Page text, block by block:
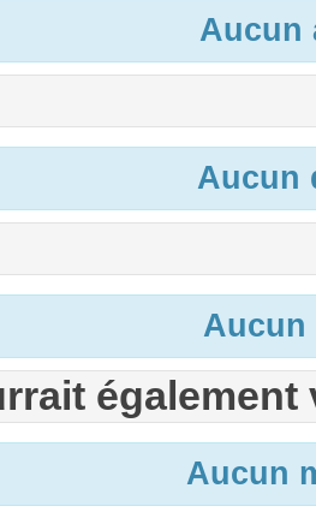
Aucun
Aucun
Aucun
Aucun